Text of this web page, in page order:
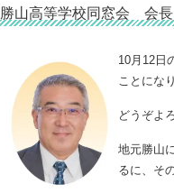
勝山高等学校同窓会 会
10月12日
ことにな
どうぞよ
地元勝山
るに、そ